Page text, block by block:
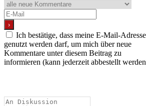
Ich bestätige, dass meine E-Mail-Adresse
genutzt werden darf, um mich über neue
Kommentare unter diesem Beitrag zu
informieren (kann jederzeit abbestellt